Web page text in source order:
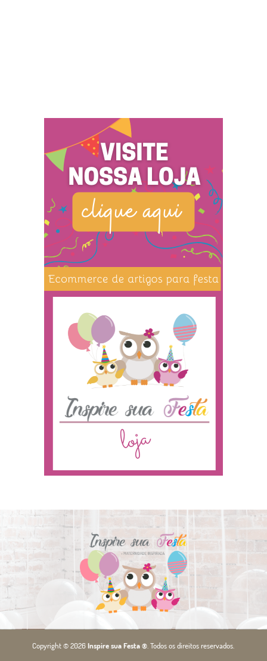
Copyright © 2026Inspire sua Festa ®. Todos os direitos reservados.